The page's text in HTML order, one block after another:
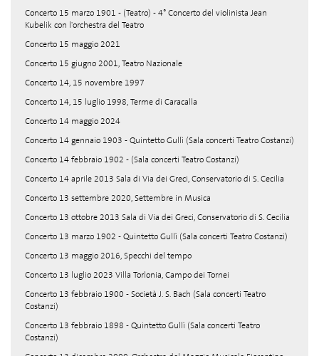
Concerto 15 marzo 1901 - (Teatro) - 4° Concerto del violinista Jean
Kubelik con l'orchestra del Teatro
Concerto 15 maggio 2021
Concerto 15 giugno 2001, Teatro Nazionale
Concerto 14, 15 novembre 1997
Concerto 14, 15 luglio 1998, Terme di Caracalla
Concerto 14 maggio 2024
Concerto 14 gennaio 1903 - Quintetto Gullì (Sala concerti Teatro Costanzi)
Concerto 14 febbraio 1902 - (Sala concerti Teatro Costanzi)
Concerto 14 aprile 2013 Sala di Via dei Greci, Conservatorio di S. Cecilia
Concerto 13 settembre 2020, Settembre in Musica
Concerto 13 ottobre 2013 Sala di Via dei Greci, Conservatorio di S. Cecilia
Concerto 13 marzo 1902 - Quintetto Gullì (Sala concerti Teatro Costanzi)
Concerto 13 maggio 2016, Specchi del tempo
Concerto 13 luglio 2023 Villa Torlonia, Campo dei Tornei
Concerto 13 febbraio 1900 - Società J. S. Bach (Sala concerti Teatro
Costanzi)
Concerto 13 febbraio 1898 - Quintetto Gullì (Sala concerti Teatro
Costanzi)